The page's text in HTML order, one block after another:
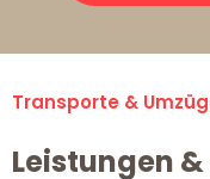
Transporte &
Leistungen